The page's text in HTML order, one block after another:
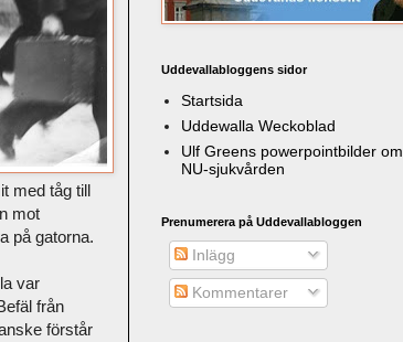
med tåg till
mot
på gatorna.
var
från
förstår
Uddevallabloggens sidor
Startsida
Uddewalla Weckoblad
Ulf Greens powerpointbilder om
NU-sjukvården
Prenumerera på Uddevallabloggen
Inlägg
Kommentarer